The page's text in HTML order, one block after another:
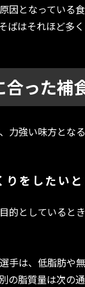
因となっている
ばはそれほど多
合った補
力強い味方とな
りをしたいと
的としていると
手は、低脂肪や
の脂質量は次の通